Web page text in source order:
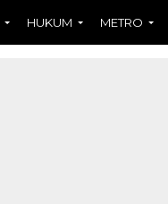
HUKUM METRO